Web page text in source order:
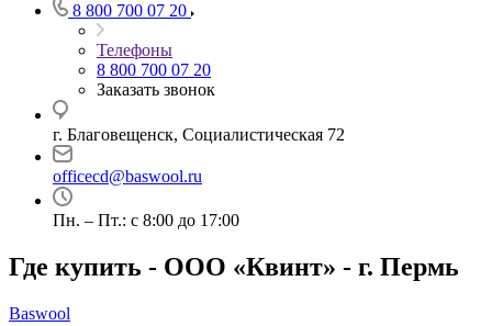
8 800 700 07 20
Телефоны
8 800 700 07 20
Заказать звонок
г. Благовещенск, Социалистическая 72
officecd@baswool.ru
Пн. – Пт.: с 8:00 до 17:00
Где купить - ООО «Квинт» - г. Пермь
Baswool